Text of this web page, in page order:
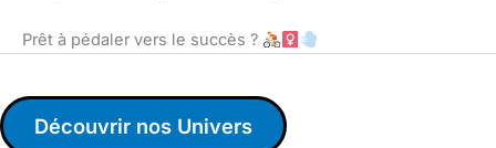
Prêt à pédaler vers le succès ?
Découvrir nos Univers